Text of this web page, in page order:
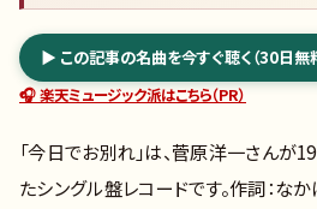
▶ この記事の名曲を今すぐ聴く（30日無料
🎧 楽天ミュージック派はこちら（PR）
「今日でお別れ」は、菅原洋一さんが
たシングル盤レコードです。作詞：な